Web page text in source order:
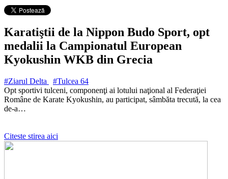
Karatiştii de la Nippon Budo Sport, opt
medalii la Campionatul European
Kyokushin WKB din Grecia
#Ziarul Delta #Tulcea 64
Opt sportivi tulceni, componenţi ai lotului naţional al Federaţiei
Române de Karate Kyokushin, au participat, sâmbăta trecută, la cea
de-a…
Citeste stirea aici